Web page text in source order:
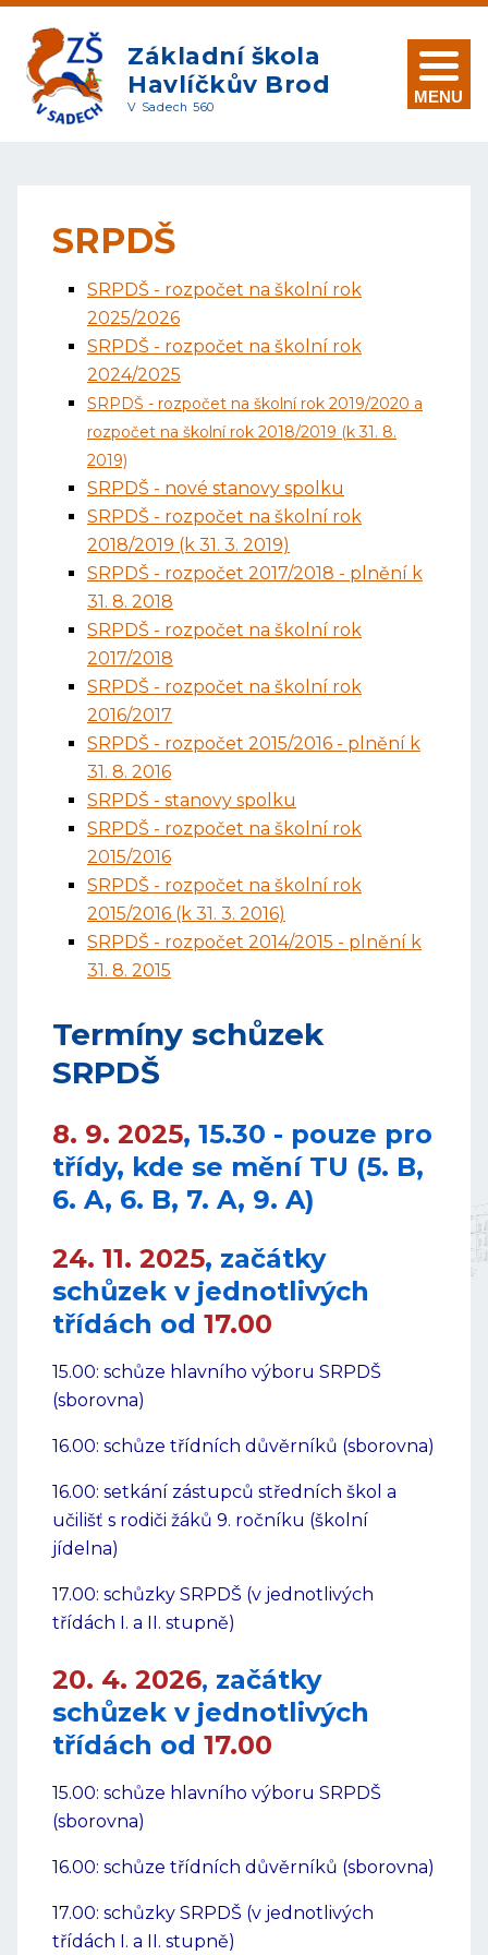
Základní škola
Havlíčkův Brod
V Sadech 560
MENU
SRPDŠ
SRPDŠ - rozpočet na školní rok
2025/2026
SRPDŠ - rozpočet na školní rok
2024/2025
SRPDŠ - rozpočet na školní rok 2019/2020 a
rozpočet na školní rok 2018/2019 (k 31. 8.
2019)
SRPDŠ - nové stanovy spolku
SRPDŠ - rozpočet na školní rok
2018/2019 (k 31. 3. 2019)
SRPDŠ - rozpočet 2017/2018 - plnění k
31. 8. 2018
SRPDŠ - rozpočet na školní rok
2017/2018
SRPDŠ - rozpočet na školní rok
2016/2017
SRPDŠ - rozpočet 2015/2016 - plnění k
31. 8. 2016
SRPDŠ - stanovy spolku
SRPDŠ - rozpočet na školní rok
2015/2016
SRPDŠ - rozpočet na školní rok
2015/2016 (k 31. 3. 2016)
SRPDŠ - rozpočet 2014/2015 - plnění k
31. 8. 2015
Termíny schůzek
SRPDŠ
8. 9. 2025, 15.30 - pouze pro
třídy, kde se mění TU (5. B,
6. A, 6. B, 7. A, 9. A)
24. 11. 2025, začátky
schůzek v jednotlivých
třídách od 17.00
15.00: schůze hlavního výboru SRPDŠ
(sborovna)
16.00: schůze třídních důvěrníků (sborovna)
16.00: setkání zástupců středních škol a
učilišť s rodiči žáků 9. ročníku (školní
jídelna)
17.00: schůzky SRPDŠ (v jednotlivých
třídách I. a II. stupně)
20. 4. 2026, začátky
schůzek v jednotlivých
třídách od 17.00
15.00: schůze hlavního výboru SRPDŠ
(sborovna)
16.00: schůze třídních důvěrníků (sborovna)
17.00: schůzky SRPDŠ (v jednotlivých
třídách I. a II. stupně)